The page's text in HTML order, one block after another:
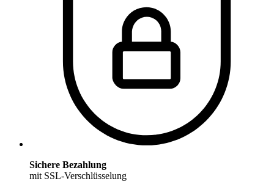
Sichere Bezahlung
mit SSL-Verschlüsselung